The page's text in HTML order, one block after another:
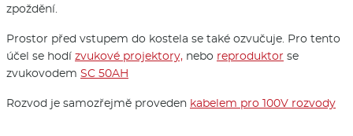
zpoždění.
Prostor před vstupem do kostela se také ozvučuje. Pro tento
účel se hodí zvukové projektory, nebo reproduktor se
zvukovodem SC 50AH
Rozvod je samozřejmě proveden kabelem pro 100V rozvody